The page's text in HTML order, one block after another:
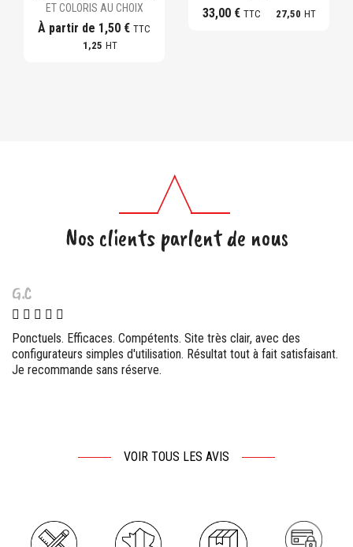
ET COLORIS AU CHOIX
À partir de 1,50 € TTC
1,25 HT
33,00 € TTC 27,50 HT
Nos clients parlent de nous
G.C
Ponctuels. Efficaces. Compétents. Site très clair, avec des
configurateurs simples d'utilisation. Résultat tout à fait satisfaisant.
Je recommande sans réserve.
VOIR TOUS LES AVIS